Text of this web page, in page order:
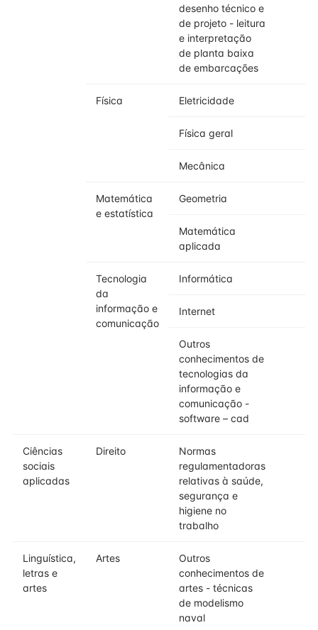
desenho técnico e
de projeto - leitura
e interpretação
de planta baixa
de embarcações
Física Eletricidade
Física geral
Mecânica
Matemática
e estatística
Geometria
Matemática
aplicada
Tecnologia
da
informação e
comunicação
Informática
Internet
Outros
conhecimentos de
tecnologias da
informação e
comunicação -
software – cad
Ciências
sociais
aplicadas
Direito
Normas
regulamentadoras
relativas à saúde,
segurança e
higiene no
trabalho
Linguística,
letras e
artes
Artes
Outros
conhecimentos de
artes - técnicas
de modelismo
naval